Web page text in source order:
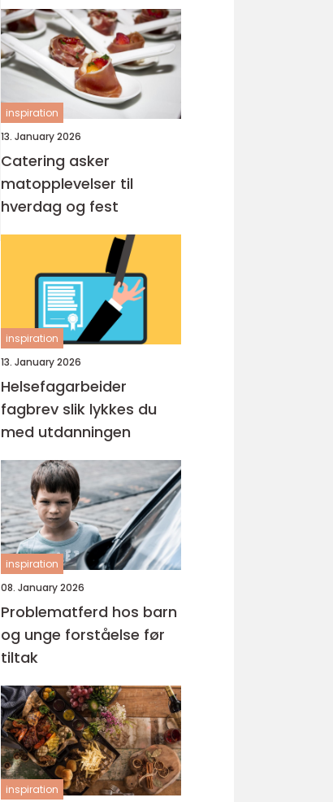
inspiration
13. January 2026
Catering asker
matopplevelser til
hverdag og fest
inspiration
13. January 2026
Helsefagarbeider
fagbrev slik lykkes du
med utdanningen
inspiration
08. January 2026
Problematferd hos barn
og unge forståelse før
tiltak
inspiration